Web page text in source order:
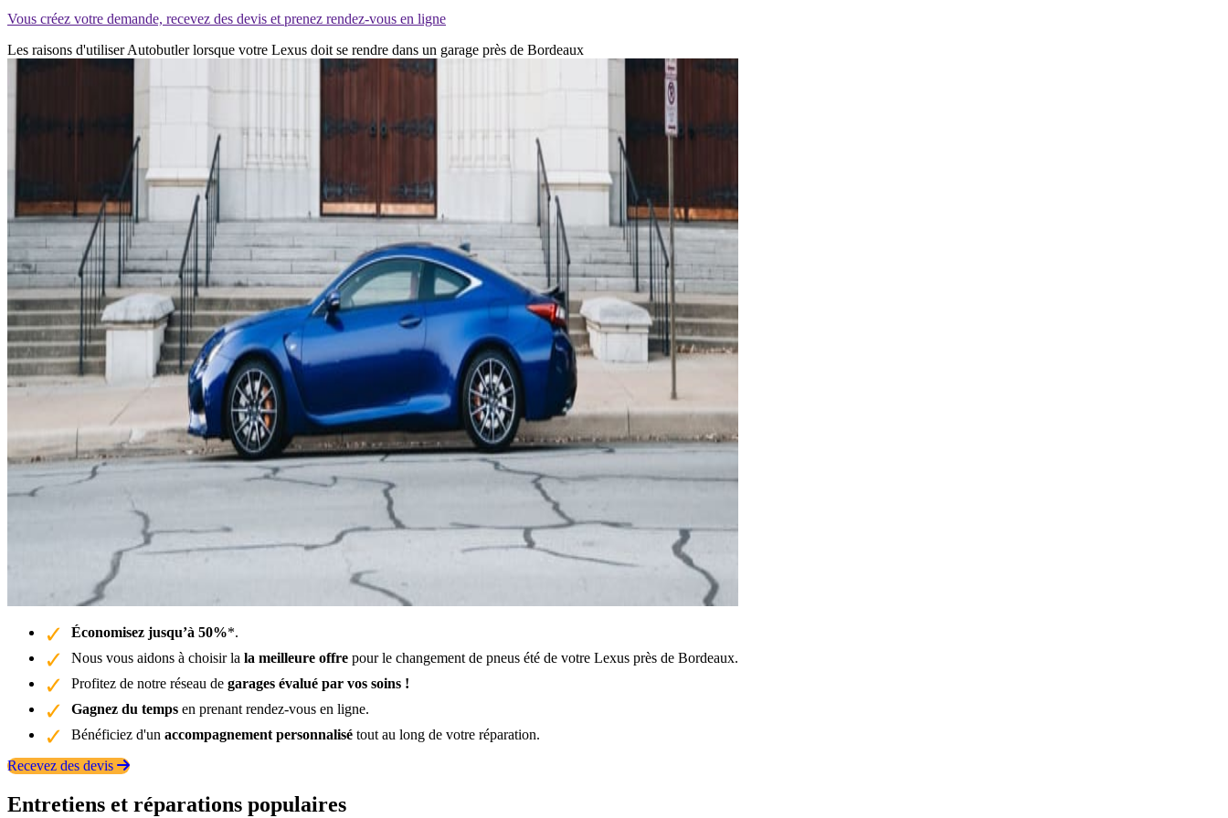
Vous créez votre demande, recevez des devis et prenez rendez-vous en ligne
Les raisons d'utiliser Autobutler lorsque votre Lexus doit se rendre dans un garage près de Bordeaux
Économisez jusqu’à 50%*.
Nous vous aidons à choisir la la meilleure offre pour le changement de pneus été de votre Lexus près de Bordeaux.
Profitez de notre réseau de garages évalué par vos soins !
Gagnez du temps en prenant rendez-vous en ligne.
Bénéficiez d'un accompagnement personnalisé tout au long de votre réparation.
Recevez des devis
Entretiens et réparations populaires